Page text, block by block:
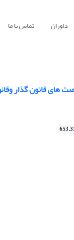
داوران تماس با ما
قانون گذار